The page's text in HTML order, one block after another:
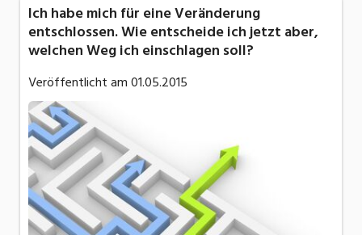
Ich habe mich für eine Veränderung
entschlossen. Wie entscheide ich jetzt aber,
welchen Weg ich einschlagen soll?
Veröffentlicht am01.05.2015